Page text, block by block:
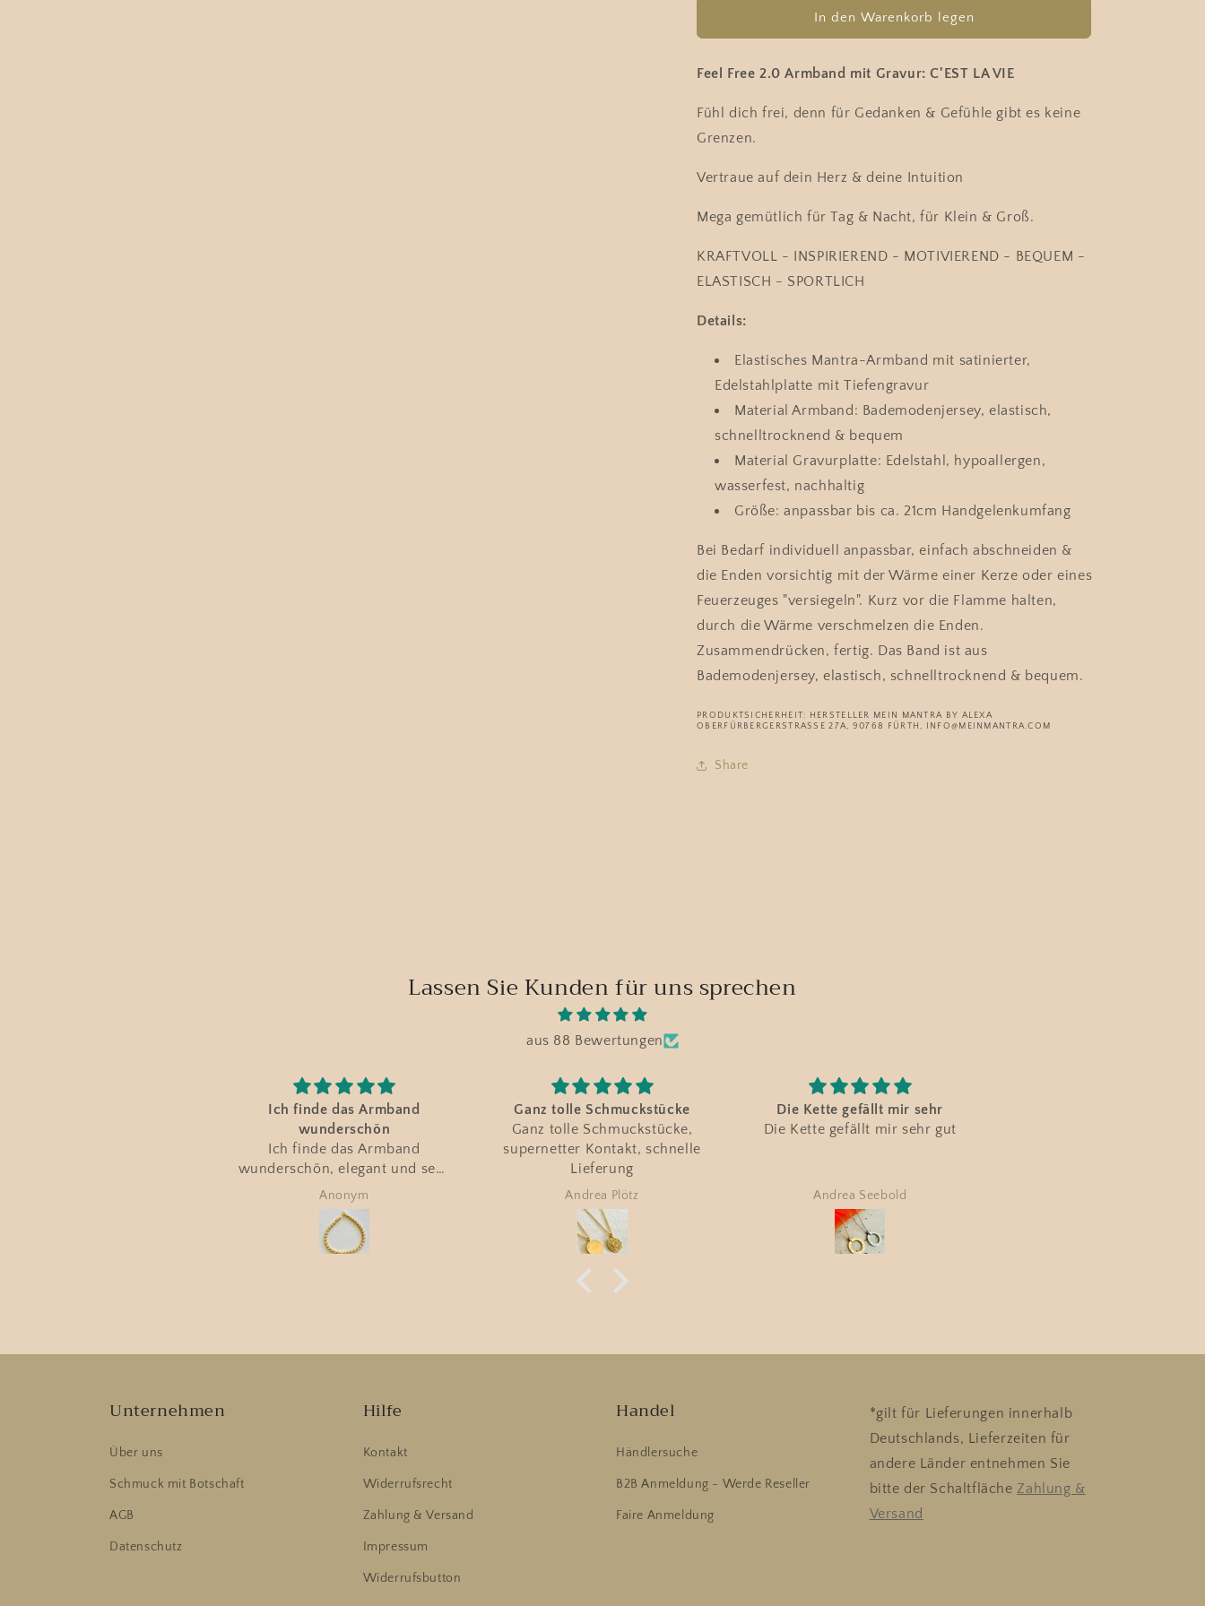
Feel
2.0
-
VIE
für
Feel
2.0
-
VIE
In den Warenkorb legen
Feel Free 2.0 Armband mit Gravur: C'EST LA VIE
Fühl dich frei, denn für Gedanken & Gefühle gibt es keine
Grenzen.
Vertraue auf dein Herz & deine Intuition
Mega gemütlich für Tag & Nacht, für Klein & Groß.
KRAFTVOLL - INSPIRIEREND - MOTIVIEREND - BEQUEM -
ELASTISCH - SPORTLICH
Details:
Elastisches Mantra-Armband mit satinierter,
Edelstahlplatte mit Tiefengravur
Material Armband: Bademodenjersey, elastisch,
schnelltrocknend & bequem
Material Gravurplatte: Edelstahl, hypoallergen,
wasserfest, nachhaltig
Größe: anpassbar bis ca. 21cm Handgelenkumfang
Bei Bedarf individuell anpassbar, einfach abschneiden &
die Enden vorsichtig mit der Wärme einer Kerze oder eines
Feuerzeuges "versiegeln". Kurz vor die Flamme halten,
durch die Wärme verschmelzen die Enden.
Zusammendrücken, fertig. Das Band ist aus
Bademodenjersey, elastisch, schnelltrocknend & bequem.
PRODUKTSICHERHEIT: HERSTELLER MEIN MANTRA BY ALEXA
OBERFÜRBERGERSTRASSE 27A, 90768 FÜRTH, INFO@MEINMANTRA.COM
Share
Lassen Sie Kunden für uns sprechen
aus 88 Bewertungen
Ganz tolle Schmuckstücke
Ganz tolle Schmuckstücke,
supernetter Kontakt, schnelle
Lieferung
Andrea Plötz
Die Kette gefällt mir sehr
Die Kette gefällt mir sehr gut
Andrea Seebold
Absolut wunderschön
Absolut wunderschön und
Anne Kunze
Unternehmen
Über uns
Schmuck mit Botschaft
AGB
Datenschutz
Hilfe
Kontakt
Widerrufsrecht
Zahlung & Versand
Impressum
Widerrufsbutton
Handel
Händlersuche
B2B Anmeldung - Werde Reseller
Faire Anmeldung
*gilt für Lieferungen innerhalb
Deutschlands, Lieferzeiten für
andere Länder entnehmen Sie
bitte der SchaltflächeZahlung &
Versand